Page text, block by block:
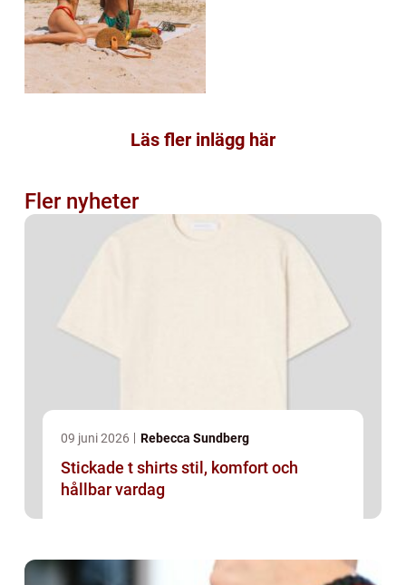
Läs fler inlägg här
Fler nyheter
09 juni 2026 Rebecca Sundberg
Stickade t shirts stil, komfort och
hållbar vardag